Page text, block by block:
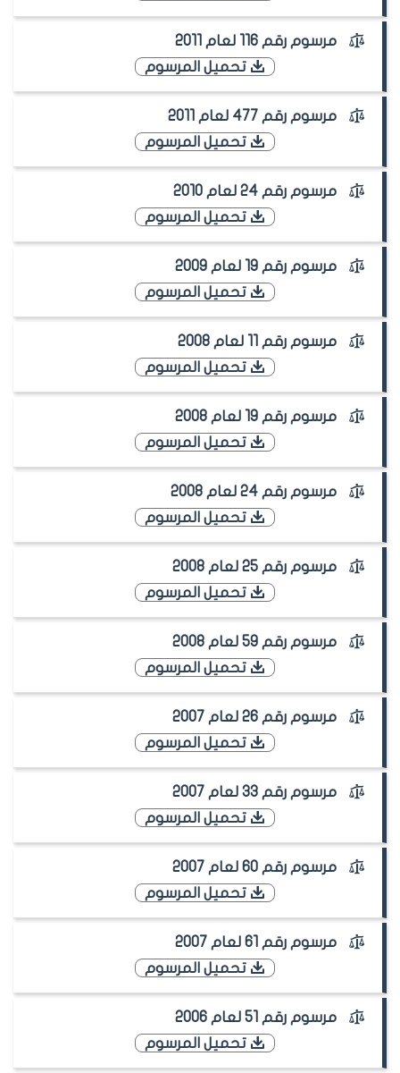
مرسوم رقم 116 لعام 2011
تحميل المرسوم
مرسوم رقم 477 لعام 2011
تحميل المرسوم
مرسوم رقم 24 لعام 2010
تحميل المرسوم
مرسوم رقم 19 لعام 2009
تحميل المرسوم
مرسوم رقم 11 لعام 2008
تحميل المرسوم
مرسوم رقم 19 لعام 2008
تحميل المرسوم
مرسوم رقم 24 لعام 2008
تحميل المرسوم
مرسوم رقم 25 لعام 2008
تحميل المرسوم
مرسوم رقم 59 لعام 2008
تحميل المرسوم
مرسوم رقم 26 لعام 2007
تحميل المرسوم
مرسوم رقم 33 لعام 2007
تحميل المرسوم
مرسوم رقم 60 لعام 2007
تحميل المرسوم
مرسوم رقم 61 لعام 2007
تحميل المرسوم
مرسوم رقم 51 لعام 2006
تحميل المرسوم